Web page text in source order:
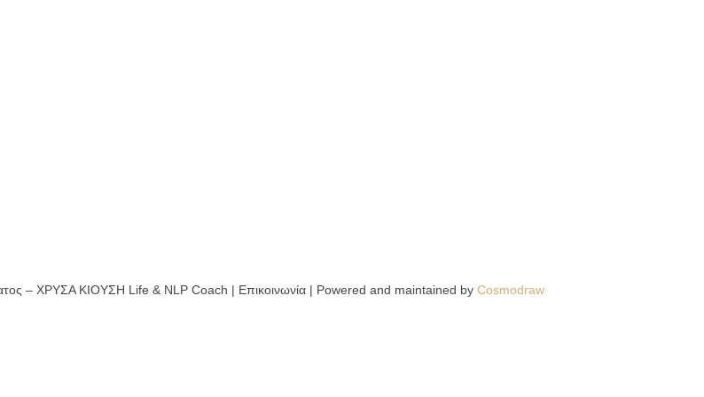
– ΧΡΥΣΑ ΚΙΟΥΣΗ Life & NLP Coach | Επικοινωνία | Powered and maintained by Cosmodraw